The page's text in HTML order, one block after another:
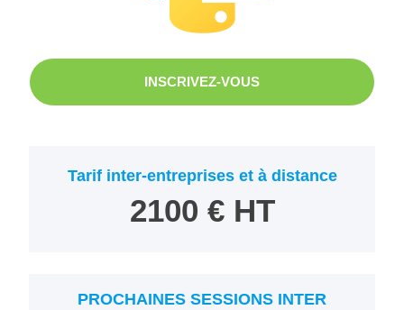
INSCRIVEZ-VOUS
Tarif inter-entreprises et à distance
2100 € HT
PROCHAINES SESSIONS INTER